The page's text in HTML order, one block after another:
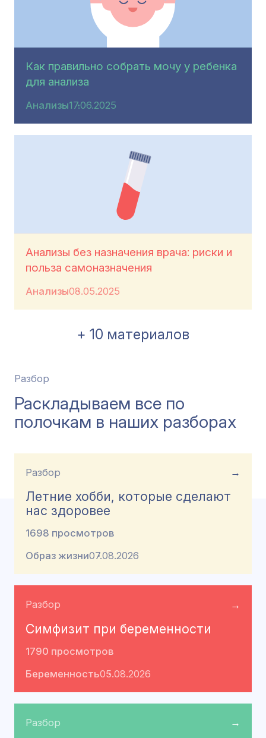
Как правильно собрать мочу у ребенка
для анализа
Анализы17.06.2025
Анализы без назначения врача: риски и
польза самоназначения
Анализы08.05.2025
+ 10 материалов
Разбор
Раскладываем все по
полочкам в наших разборах
Разбор →
Летние хобби, которые сделают
нас здоровее
1698 просмотров
Образ жизни07.08.2026
Разбор →
Симфизит при беременности
1790 просмотров
Беременность05.08.2026
Разбор →